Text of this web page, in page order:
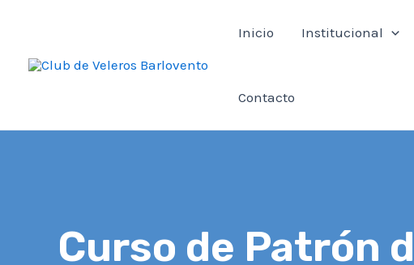
contenido
Inicio Institucional
Contacto
Curso de Patrón